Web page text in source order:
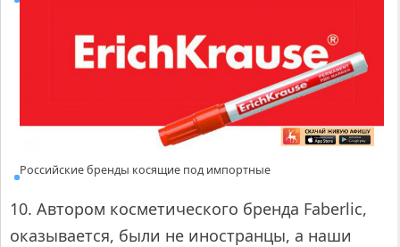
Российские бренды косящие под импортные
10. Автором косметического бренда Faberlic,
оказывается, были не иностранцы, а наши